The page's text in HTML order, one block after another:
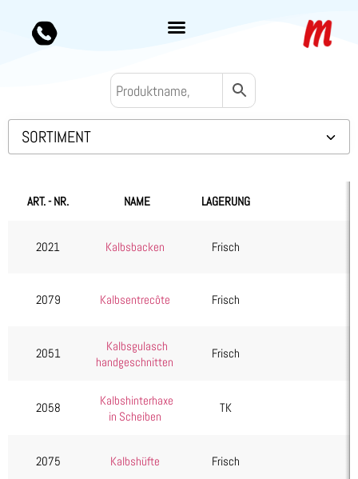
SORTIMENT
Convenience
Fleisch
Diverses
Innereien
Rind
ART. - NR. NAME LAGERUNG
2021 Kalbsbacken Frisch
2079 Kalbsentrecôte Frisch
2051
Kalbsgulasch
handgeschnitten
Frisch
2058
Kalbshinterhaxe
in Scheiben
TK
2075 Kalbshüfte Frisch